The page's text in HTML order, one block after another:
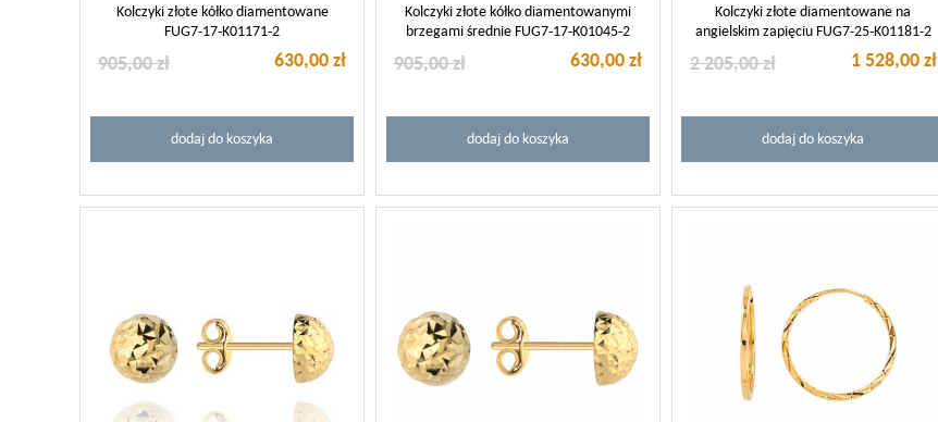
Kolczyki złote kółko diamentowane
FUG7-17-K01171-2
630,00 zł
905,00 zł
dodaj do koszyka
Kolczyki złote kółko diamentowanymi
brzegami średnie FUG7-17-K01045-2
630,00 zł
905,00 zł
dodaj do koszyka
Kolczyki złote diamentowane na
angielskim zapięciu FUG7-25-K01181-2
1 528,00 zł
2 205,00 zł
dodaj do koszyka